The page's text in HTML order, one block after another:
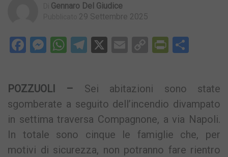
Gennaro Del Giudice
29 Settembre 2025
Facebook
Messenger
WhatsApp
Telegram
X EmailCopy
POZZUOLI – Sei abitazioni sono state
sgomberate a seguito dell’incendio divampato
in settima traversa Compagnone, a via Napoli.
In totale sono cinque le famiglie che, per
motivi di sicurezza, non potranno fare rientro